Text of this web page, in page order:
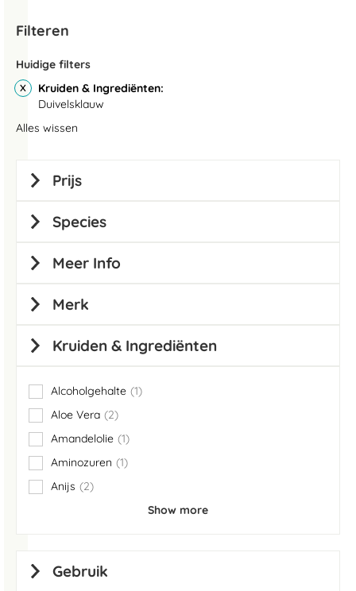
Filteren
Huidige filters
Kruiden & Ingrediënten
Duivelsklauw
Alles wissen
Prijs
Species
Meer Info
Merk
Kruiden & Ingrediënten
Alcoholgehalte 1
item
Aloe Vera
2
items
Amandelolie 1
item
Aminozuren
1
item
Anijs
2
items
Show more
Gebruik